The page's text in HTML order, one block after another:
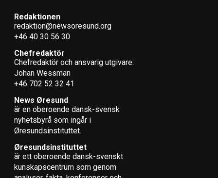
Redaktionen
redaktion@newsoresund.org
+46 40 30 56 30
Chefredaktör
Chefredaktör och ansvarig utgivare:
Johan Wessman
+46 702 52 32 41
News Øresund
är en oberoende dansk-svensk
nyhets­byrå som ingår i
Øresundsinstituttet.
Øresundsinstituttet
är ett oberoende dansk-svenskt
kunskapscentrum som genom